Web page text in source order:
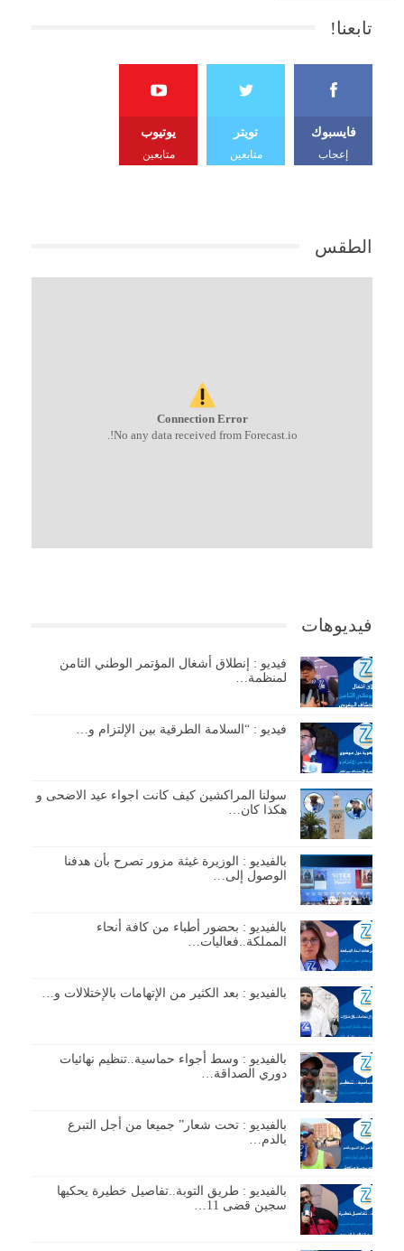
تابعنا!
فايسبوك
إعجاب
تويتر
متابعين
يوتيوب
متابعين
الطقس
Connection Error
No any data received from Forecast.io!.
فيديوهات
فيديو : إنطلاق أشغال المؤتمر الوطني الثامن
لمنظمة…
فيديو : “السلامة الطرقية بين الإلتزام و…
سولنا المراكشين كيف كانت اجواء عيد الاضحى و
هكذا كان…
بالفيديو : الوزيرة غيثة مزور تصرح بأن هدفنا
الوصول إلى…
بالفيديو : بحضور أطباء من كافة أنحاء
المملكة..فعاليات…
بالفيديو : بعد الكثير من الإتهامات بالإختلالات و…
بالفيديو : وسط أجواء حماسية..تنظيم نهائيات
دوري الصداقة…
بالفيديو : تحت شعار” جميعا من أجل التبرع
بالدم…
بالفيديو : طريق التوبة..تفاصيل خطيرة يحكيها
سجين قضى 11…